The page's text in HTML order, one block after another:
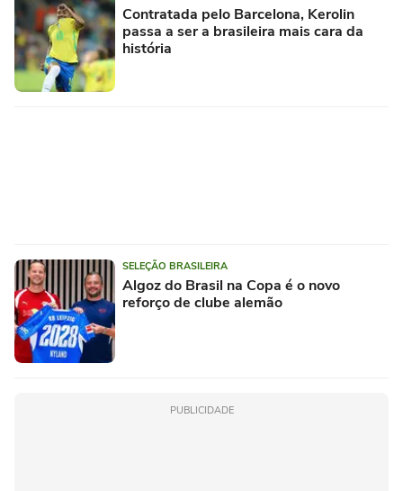
Contratada pelo Barcelona, Kerolin
passa a ser a brasileira mais cara da
história
SELEÇÃO BRASILEIRA
Algoz do Brasil na Copa é o novo
reforço de clube alemão
PUBLICIDADE